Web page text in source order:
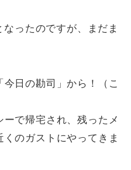
ったのですが、まだま
日の勘司」から！（こ
で帰宅され、残ったメ
のガストにやってきま